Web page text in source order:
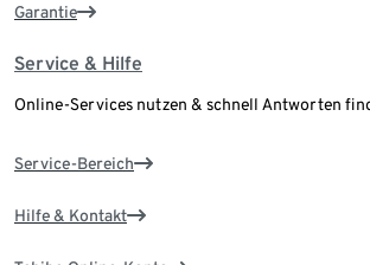
Garantie
Service & Hilfe
Online-Services nutzen & schnell Antworten
Service-Bereich
Hilfe & Kontakt